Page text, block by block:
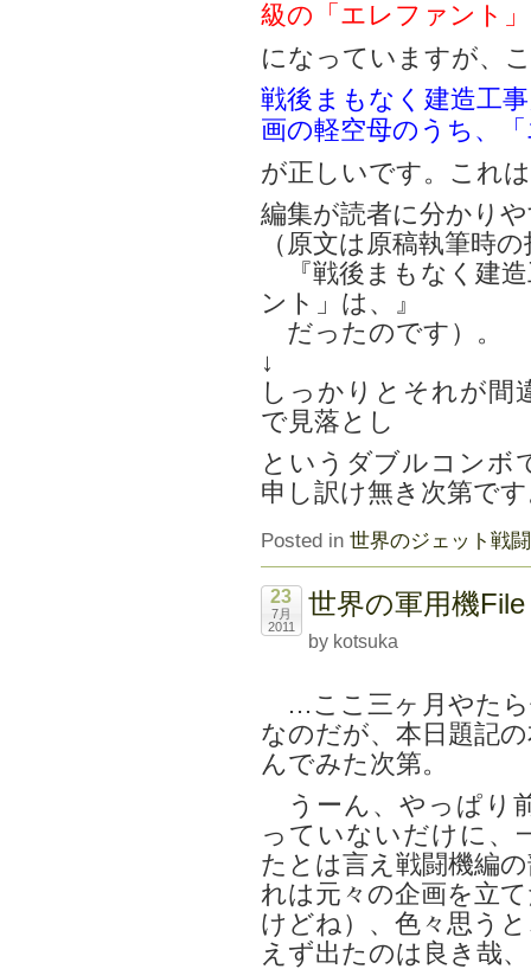
級の「エレファント
になっていますが、
戦後まもなく建造工
画の軽空母のうち、
が正しいです。これは
編集が読者に分かり
（原文は原稿執筆時
『戦後まもなく建
ント」は、』
だったのです）。
↓
しっかりとそれが間
で見落とし
というダブルコンボ
申し訳け無き次第で
Posted in 世界のジェット戦
23
7月
2011
世界の軍用機File
by kotsuka
…ここ三ヶ月やたら
なのだが、本日題記
んでみた次第。
うーん、やっぱり
っていないだけに、
たとは言え戦闘機編
れは元々の企画を立
けどね）、色々思う
えず出たのは良き哉